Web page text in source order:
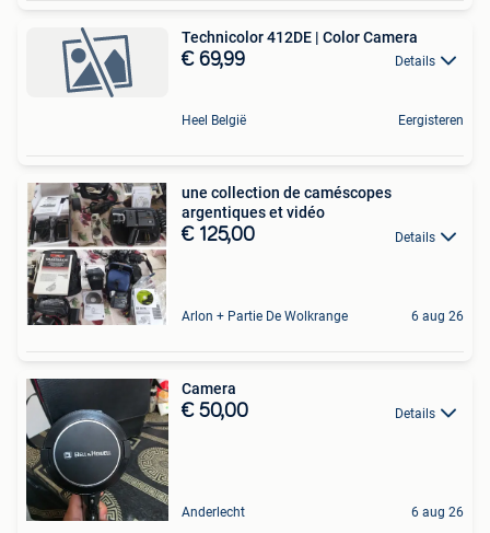
Technicolor 412DE | Color Camera
€ 69,99 Details
Heel België Eergisteren
une collection de caméscopes
argentiques et vidéo
€ 125,00 Details
Arlon + Partie De Wolkrange 6 aug 26
Camera
€ 50,00 Details
Anderlecht 6 aug 26